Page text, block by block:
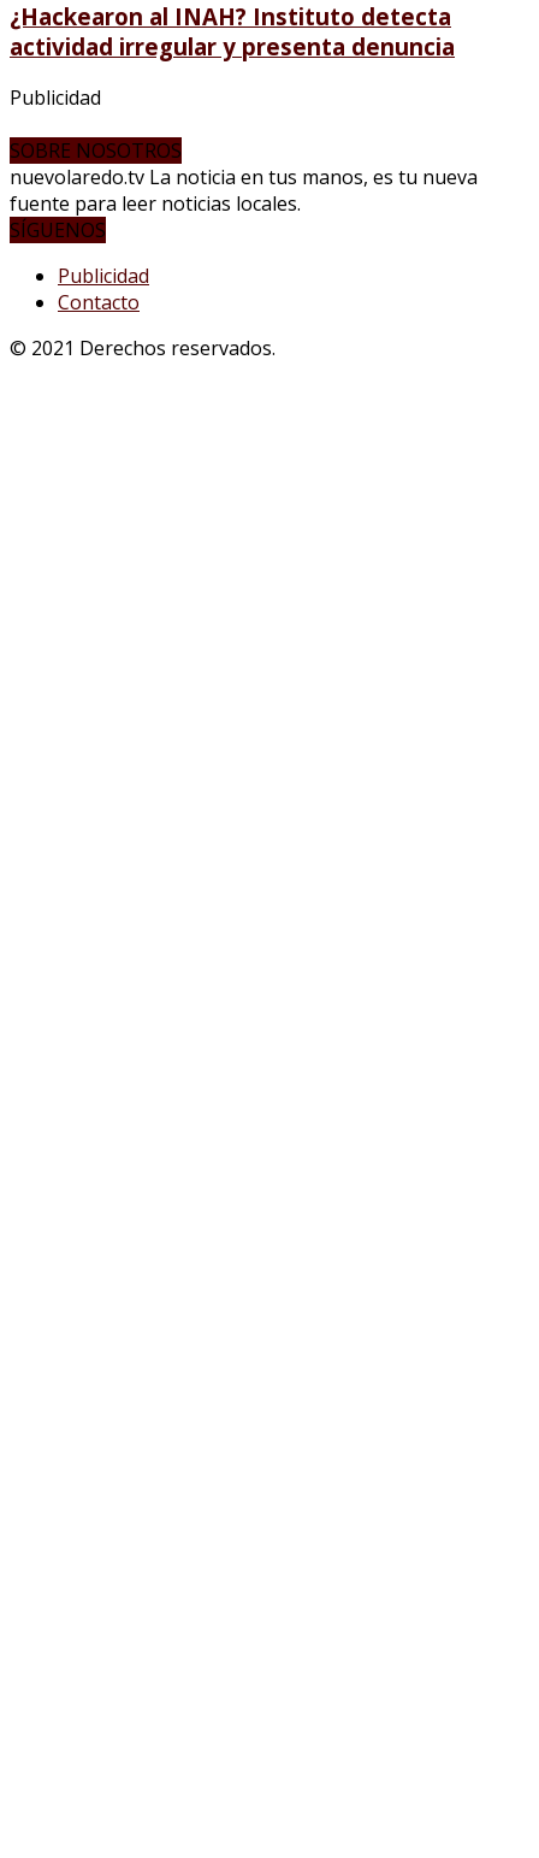
¿Hackearon al INAH? Instituto detecta
actividad irregular y presenta denuncia
Publicidad
SOBRE NOSOTROS
nuevolaredo.tv La noticia en tus manos, es tu nueva
fuente para leer noticias locales.
SÍGUENOS
Publicidad
Contacto
© 2021 Derechos reservados.